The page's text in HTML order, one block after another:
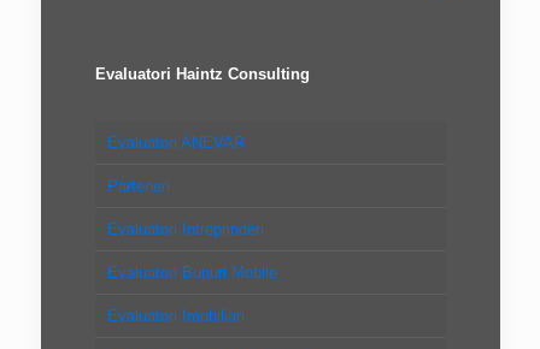
Evaluatori Haintz Consulting
Evaluatori ANEVAR
Parteneri
Evaluatori Intreprinderi
Evaluatori Bunuri Mobile
Evaluatori Imobiliari